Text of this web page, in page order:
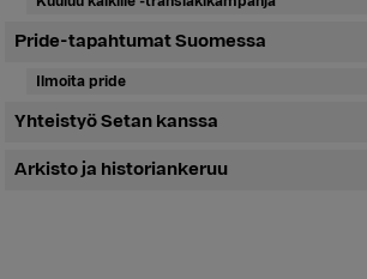
Pride-tapahtumat Suomessa
Ilmoita pride
Yhteistyö Setan kanssa
Arkisto ja historiankeruu